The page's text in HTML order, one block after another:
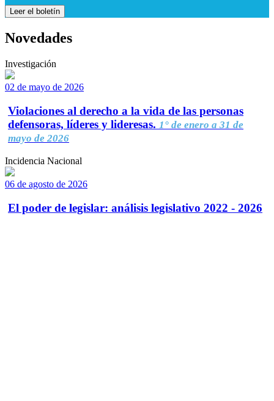
Leer el boletín
Novedades
Investigación
02 de mayo de 2026
Violaciones al derecho a la vida de las personas
defensoras, líderes y lideresas. 1° de enero a 31 de
mayo de 2026
Incidencia Nacional
06 de agosto de 2026
El poder de legislar: análisis legislativo 2022 - 2026